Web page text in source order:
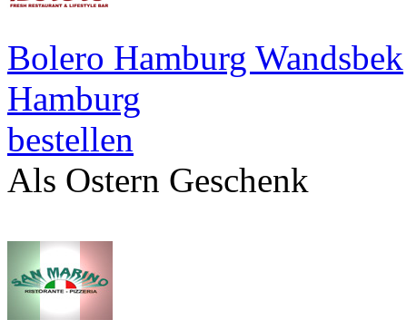
Bolero Hamburg Wandsbek
Hamburg
bestellen
Als Ostern Geschenk